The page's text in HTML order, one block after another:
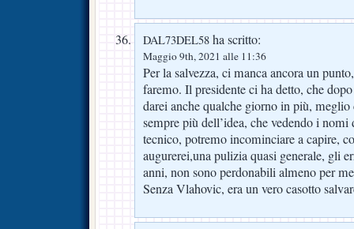
DAL73DEL58 ha scritto:
Maggio 9th, 2021 alle 11:36
Per la salvezza, ci manca ancora un
faremo. Il presidente ci ha detto, che
darei anche qualche giorno in più,
sempre più dell’idea, che vedendo i
tecnico, potremo incominciare a capire,
augurerei,una pulizia quasi generale, gli
anni, non sono perdonabili almeno per
Senza Vlahovic, era un vero casotto